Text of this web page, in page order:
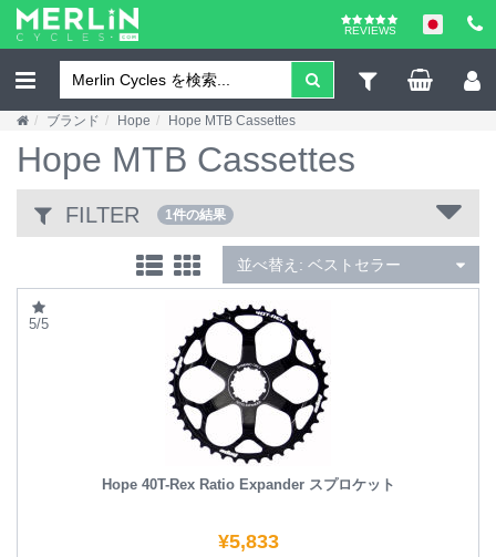
REVIEWS
ブランド Hope Hope MTB Cassettes
Hope MTB Cassettes
FILTER 1件の結果
並べ替え: ベストセラー
5/5
Hope 40T-Rex Ratio Expander スプロケット
¥5,833